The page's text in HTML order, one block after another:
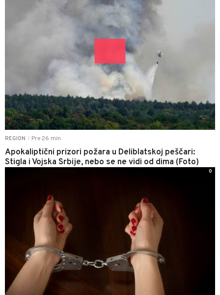
REGION Pre 26 min
Apokaliptični prizori požara u Deliblatskoj peščari:
Stigla i Vojska Srbije, nebo se ne vidi od dima (Foto)
0